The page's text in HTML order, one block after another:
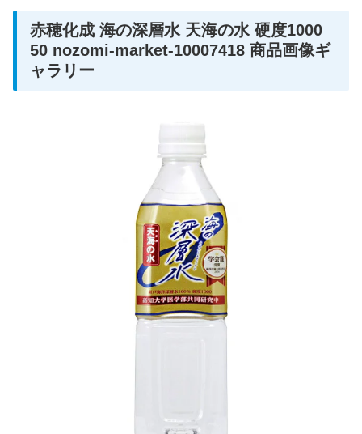
赤穂化成 海の深層水 天海の水 硬度1000
50 nozomi-market-10007418 商品画像ギ
ャラリー